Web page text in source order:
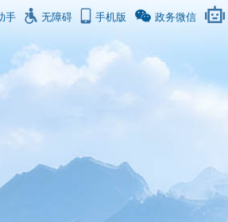
手 无障碍 手机版 政务微信